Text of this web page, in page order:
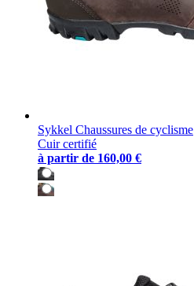
Sykkel Chaussures de cyclisme
Cuir certifié
à partir de 160,00 €